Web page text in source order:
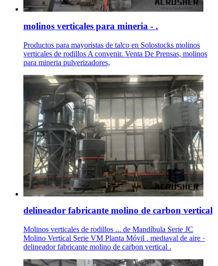
molinos verticales para mineria - .
Productos para mayoristas de talco en Solostocks molinos
verticales de rodillos A convenir. Venta De Prensas, molinos
para mineria pulverizadores,
delineador fabricante molino de carbon vertical
Molinos verticales de rodillos ... de Mandíbula Serie JC
Molino Vertical Serie VM Planta Móvil . mediaval de aire ·
delineador fabricante molino de carbon vertical .